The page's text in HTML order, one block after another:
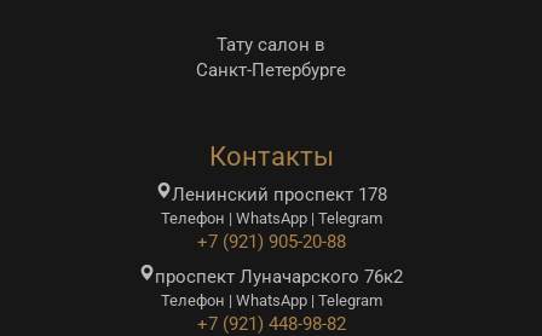
Тату салон в
Санкт-Петербурге
Контакты
Ленинский проспект 178
Телефон | WhatsApp | Telegram
+7 (921) 905-20-88
проспект Луначарского 76к2
Телефон | WhatsApp | Telegram
+7 (921) 448-98-82